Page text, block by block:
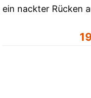
ein nackter Rücken